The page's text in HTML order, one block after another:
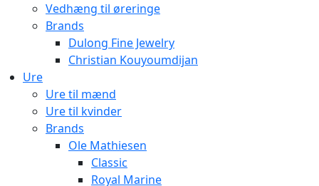
Vedhæng til øreringe
Brands
Dulong Fine Jewelry
Christian Kouyoumdijan
Ure
Ure til mænd
Ure til kvinder
Brands
Ole Mathiesen
Classic
Royal Marine